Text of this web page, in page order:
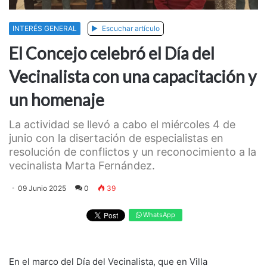
INTERÉS GENERAL Escuchar artículo
El Concejo celebró el Día del
Vecinalista con una capacitación y
un homenaje
La actividad se llevó a cabo el miércoles 4 de
junio con la disertación de especialistas en
resolución de conflictos y un reconocimiento a la
vecinalista Marta Fernández.
09 Junio 2025 0 39
WhatsApp
En el marco del Día del Vecinalista, que en Villa